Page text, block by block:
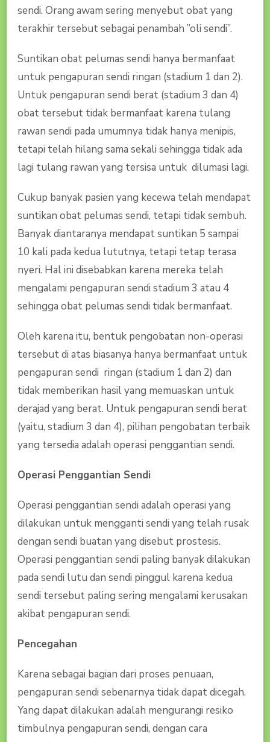
sendi. Orang awam sering menyebut obat yang
terakhir tersebut sebagai penambah ”oli sendi”.
Suntikan obat pelumas sendi hanya bermanfaat
untuk pengapuran sendi ringan (stadium 1 dan 2).
Untuk pengapuran sendi berat (stadium 3 dan 4)
obat tersebut tidak bermanfaat karena tulang
rawan sendi pada umumnya tidak hanya menipis,
tetapi telah hilang sama sekali sehingga tidak ada
lagi tulang rawan yang tersisa untuk dilumasi lagi.
Cukup banyak pasien yang kecewa telah mendapat
suntikan obat pelumas sendi, tetapi tidak sembuh.
Banyak diantaranya mendapat suntikan 5 sampai
10 kali pada kedua lututnya, tetapi tetap terasa
nyeri. Hal ini disebabkan karena mereka telah
mengalami pengapuran sendi stadium 3 atau 4
sehingga obat pelumas sendi tidak bermanfaat.
Oleh karena itu, bentuk pengobatan non-operasi
tersebut di atas biasanya hanya bermanfaat untuk
pengapuran sendi ringan (stadium 1 dan 2) dan
tidak memberikan hasil yang memuaskan untuk
derajad yang berat. Untuk pengapuran sendi berat
(yaitu, stadium 3 dan 4), pilihan pengobatan terbaik
yang tersedia adalah operasi penggantian sendi.
Operasi Penggantian Sendi
Operasi penggantian sendi adalah operasi yang
dilakukan untuk mengganti sendi yang telah rusak
dengan sendi buatan yang disebut prostesis.
Operasi penggantian sendi paling banyak dilakukan
pada sendi lutu dan sendi pinggul karena kedua
sendi tersebut paling sering mengalami kerusakan
akibat pengapuran sendi.
Pencegahan
Karena sebagai bagian dari proses penuaan,
pengapuran sendi sebenarnya tidak dapat dicegah.
Yang dapat dilakukan adalah mengurangi resiko
timbulnya pengapuran sendi, dengan cara